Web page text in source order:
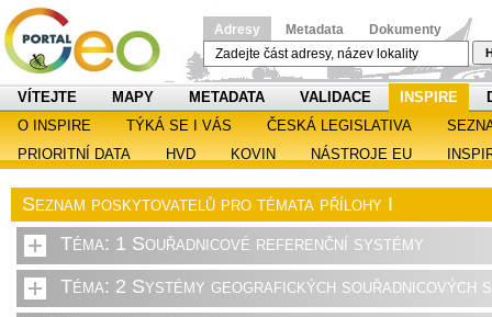
Adresy Metadata Dokumenty
VÍTEJTE MAPY METADATA VALIDACE INSPIRE
O INSPIRE
TÝKÁ SE I VÁS ČESKÁ LEGISLATIVA
PRIORITNÍ DATA
HVD KOVIN NÁSTROJE EU
Seznam poskytovatelů pro témata přílohy I
Téma: 1 Souřadnicové referenční systémy
Téma: 2 Systémy geografických souřadnicových